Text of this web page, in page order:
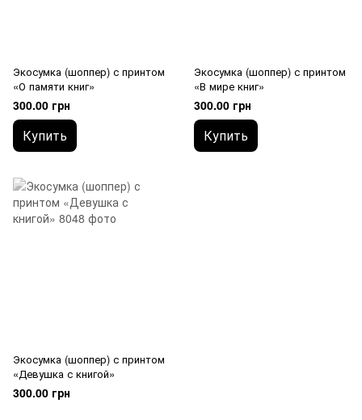
Экосумка (шоппер) с принтом
«О памяти книг»
300.00 грн
Купить
Экосумка (шоппер) с принтом
«В мире книг»
300.00 грн
Купить
Экосумка (шоппер) с принтом
«Девушка с книгой»
300.00 грн